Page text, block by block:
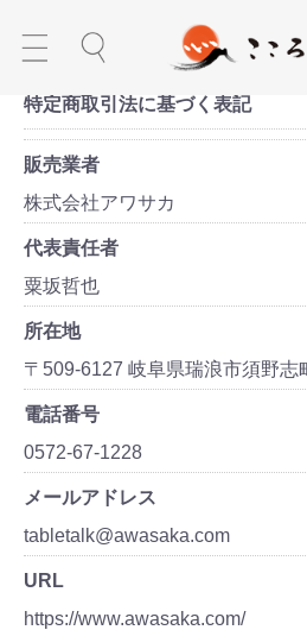
特定商取引法に基づく表記
販売業者
株式会社アワサカ
代表責任者
粟坂哲也
所在地
〒509-6127 岐阜県瑞浪市須野志
電話番号
0572-67-1228
メールアドレス
tabletalk@awasaka.com
URL
https://www.awasaka.com/